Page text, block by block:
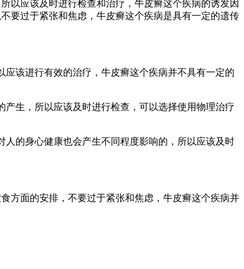
以应该及时进行检查和治疗，牛皮癣这个疾病的诱发因
要过于紧张和焦虑，牛皮癣这个疾病是具有一定的遗传
应该进行有效的治疗，牛皮癣这个疾病并不具有一定的
生，所以应该及时进行检查，可以选择使用物理治疗
的身心健康也会产生不同程度影响的，所以应该及时
方面的安排，不要过于紧张和焦虑，牛皮癣这个疾病并